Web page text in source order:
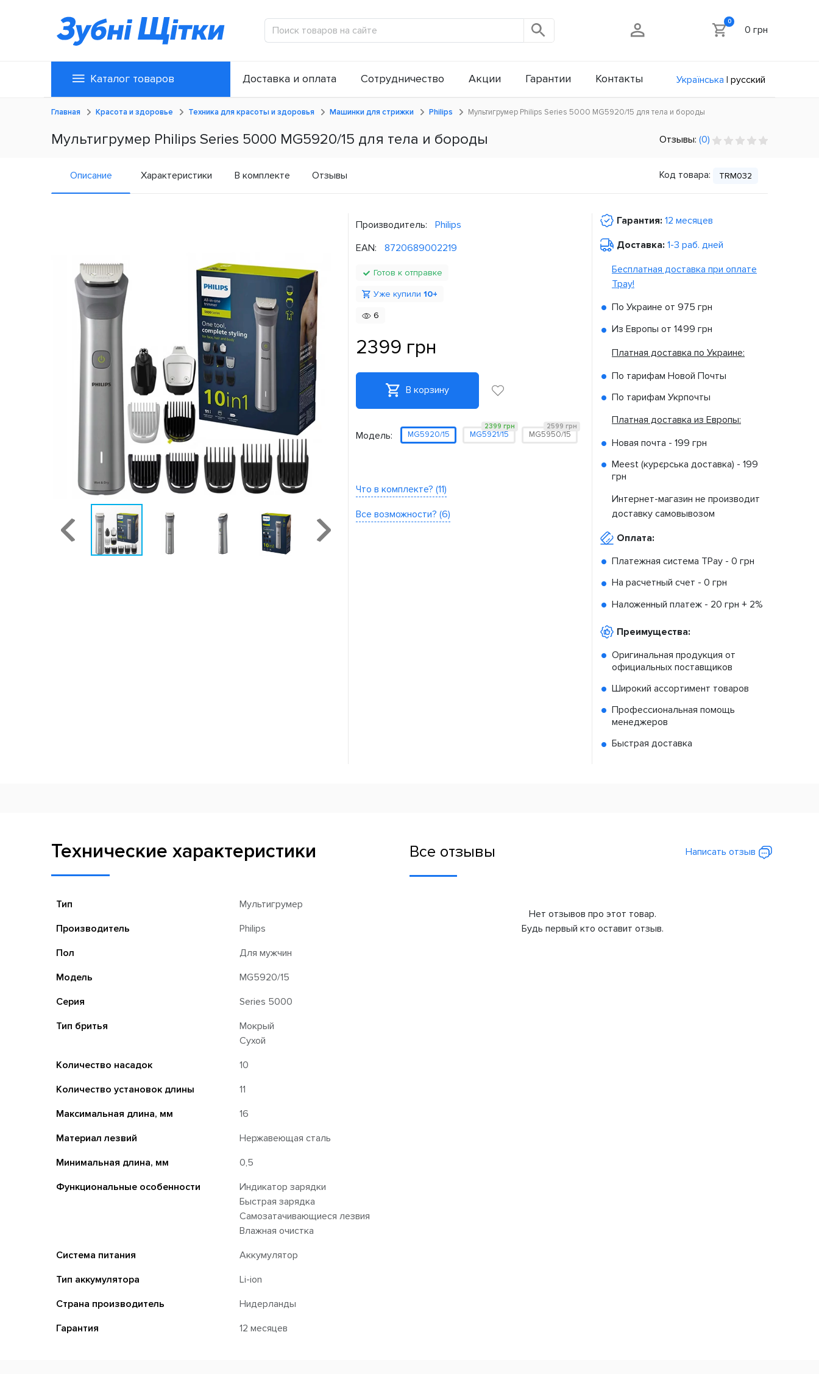
0
0 грн
Каталог товаров Доставка и оплата Сотрудничество Акции Гарантии Контакты Українська | русский
Главная Красота и здоровье Техника для красоты и здоровья Машинки для стрижки Philips Мультигрумер Philips Series 5000 MG5920/15 для тела и бороды
Мультигрумер Philips Series 5000 MG5920/15 для тела и бороды Отзывы: (0)
Описание Характеристики В комплекте Отзывы Код товара: TRM032
Производитель:
Philips
EAN:
8720689002219
Готов к отправке
Уже купили 10+
6
2399 грн
В корзину
Модель: MG5920/15 MG5921/15
2399 грн
MG5950/15
2599 грн
Что в комплекте? (11)
Все возможности? (6)
Гарантия: 12 месяцев
Доставка: 1-3 раб. дней
Бесплатная доставка при оплате
Tpay!
По Украине от 975 грн
Из Европы от 1499 грн
Платная доставка по Украине:
По тарифам Новой Почты
По тарифам Укрпочты
Платная доставка из Европы:
Новая почта - 199 грн
Meest (курєрська доставка) - 199
грн
Интернет-магазин не производит
доставку самовывозом
Оплата:
Платежная система TPay - 0 грн
На расчетный счет - 0 грн
Наложенный платеж - 20 грн + 2%
Преимущества:
Оригинальная продукция от
официальных поставщиков
Широкий ассортимент товаров
Профессиональная помощь
менеджеров
Быстрая доставка
Технические характеристики
Тип
Мультигрумер
Производитель
Philips
Пол
Для мужчин
Модель
MG5920/15
Серия
Series 5000
Тип бритья
Мокрый
Сухой
Количество насадок
10
Количество установок длины
11
Максимальная длина, мм
16
Материал лезвий
Нержавеющая сталь
Минимальная длина, мм
0,5
Функциональные особенности
Индикатор зарядки
Быстрая зарядка
Самозатачивающиеся лезвия
Влажная очистка
Система питания
Аккумулятор
Тип аккумулятора
Li-ion
Страна производитель
Нидерланды
Гарантия
12 месяцев
Все отзывы Написать отзыв
Нет отзывов про этот товар.
Будь первый кто оставит отзыв.